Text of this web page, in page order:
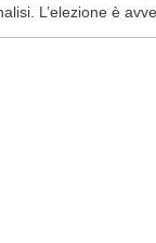
L’elezione è